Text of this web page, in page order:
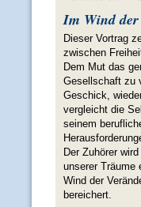
Im Wind
Dieser Vortrag
zwischen
Dem Mut das
Gesellschaft zu
Geschick,
vergleicht die
seinem
Der Zuhörer
unserer Träume
Wind der
bereichert.